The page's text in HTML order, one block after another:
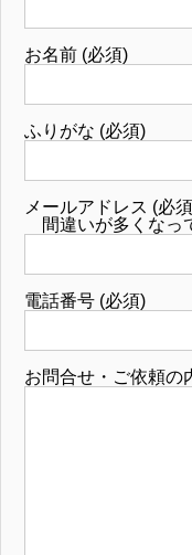
お名前 (必須)
ふりがな (必須)
メールアドレス (必
間違いが多くなっ
電話番号 (必須)
お問合せ・ご依頼の